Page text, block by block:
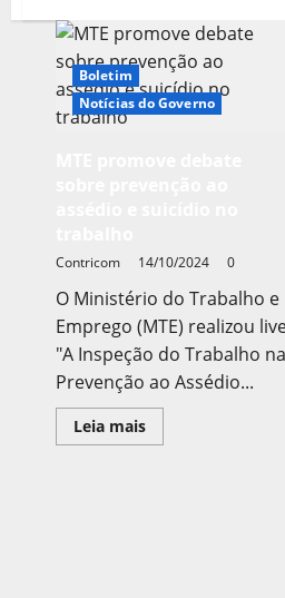
Boletim
Notícias do Governo
Contricom 14/10/2024 0
O Ministério do Trabalho e
Emprego (MTE) realizou
"A Inspeção do Trabalho na
Prevenção ao Assédio...
Leia maisLeia
mais